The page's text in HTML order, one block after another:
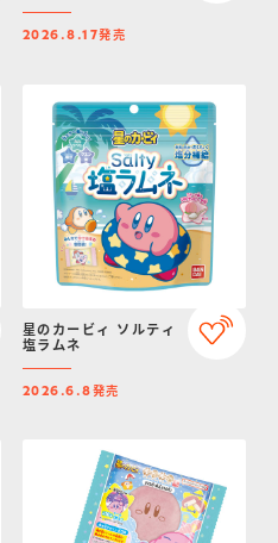
2026.8.17発売
星のカービィ ソルティ
塩ラムネ
2026.6.8発売